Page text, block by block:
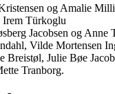
og Amalie
Irem Türkoglu
Jacobsen og Anne
Vilde Mortensen
Breistøl, Julie Bøe
Tranborg.